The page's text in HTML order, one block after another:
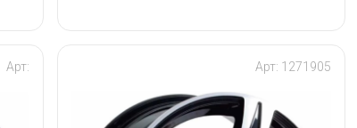
Арт: Арт: 1271905